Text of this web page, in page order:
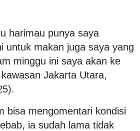
harimau punya saya
untuk makan juga saya yang
minggu ini saya akan ke
Jakarta Utara,
bisa mengomentari kondisi
ia sudah lama tidak